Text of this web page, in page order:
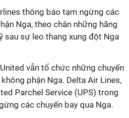
thông báo tạm ngừng các
Nga, theo chân những hãng
sau sự leo thang xung đột Nga
vẫn tổ chức những chuyến
phận Nga. Delta Air Lines,
Parchel Service (UPS) trong
các chuyến bay qua Nga.